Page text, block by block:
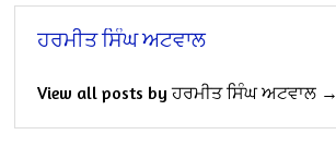
ਹਰਮੀਤ ਸਿੰਘ ਅਟਵਾਲ
View all posts by ਹਰਮੀਤ ਸਿੰਘ ਅਟਵਾਲ →